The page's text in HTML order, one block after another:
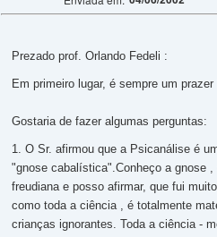
Prezado prof. Orlando Fedeli :
Em primeiro lugar, é sempre um
Gostaria de fazer algumas perguntas:
1. O Sr. afirmou que a Psicanálise é
"gnose cabalística".Conheço a gnose
freudiana e posso afirmar, que fui
como toda a ciência , é totalmente
crianças ignorantes. Toda a ciência -